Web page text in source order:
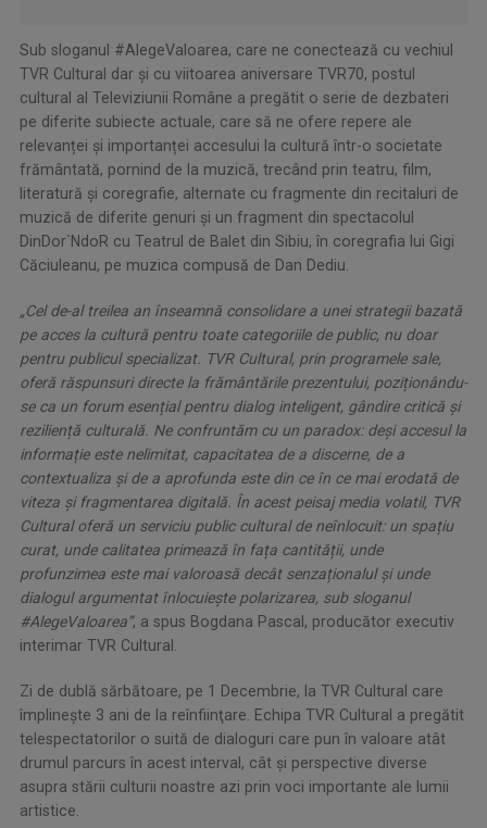
Sub sloganul #AlegeValoarea, care ne conectează cu vechiul
TVR Cultural dar și cu viitoarea aniversare TVR70, postul
cultural al Televiziunii Române a pregătit o serie de dezbateri
pe diferite subiecte actuale, care să ne ofere repere ale
relevanței și importanței accesului la cultură într-o societate
frământată, pornind de la muzică, trecând prin teatru, film,
literatură și coregrafie, alternate cu fragmente din recitaluri de
muzică de diferite genuri și un fragment din spectacolul
DinDor`NdoR cu Teatrul de Balet din Sibiu, în coregrafia lui Gigi
Căciuleanu, pe muzica compusă de Dan Dediu.
„Cel de-al treilea an înseamnă consolidare a unei strategii bazată
pe acces la cultură pentru toate categoriile de public, nu doar
pentru publicul specializat. TVR Cultural, prin programele sale,
oferă răspunsuri directe la frământările prezentului, poziționându-
se ca un forum esențial pentru dialog inteligent, gândire critică și
reziliență culturală. Ne confruntăm cu un paradox: deși accesul la
informație este nelimitat, capacitatea de a discerne, de a
contextualiza și de a aprofunda este din ce în ce mai erodată de
viteza și fragmentarea digitală. În acest peisaj media volatil, TVR
Cultural oferă un serviciu public cultural de neînlocuit: un spațiu
curat, unde calitatea primează în fața cantității, unde
profunzimea este mai valoroasă decât senzaționalul și unde
dialogul argumentat înlocuiește polarizarea, sub sloganul
#AlegeValoarea”, a spus Bogdana Pascal, producător executiv
interimar TVR Cultural.
Zi de dublă sărbătoare, pe 1 Decembrie, la TVR Cultural care
împlineşte 3 ani de la reînfiinţare. Echipa TVR Cultural a pregătit
telespectatorilor o suită de dialoguri care pun în valoare atât
drumul parcurs în acest interval, cât şi perspective diverse
asupra stării culturii noastre azi prin voci importante ale lumii
artistice.